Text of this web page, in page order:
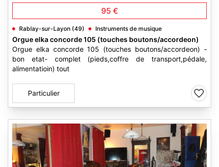
95 €
Rablay-sur-Layon (49) Instruments de musique
Orgue elka concorde 105 (touches boutons/accordeon)
Orgue elka concorde 105 (touches boutons/accordeon) -
bon etat- complet (pieds,coffre de transport,pédale,
alimentatioin) tout
Particulier